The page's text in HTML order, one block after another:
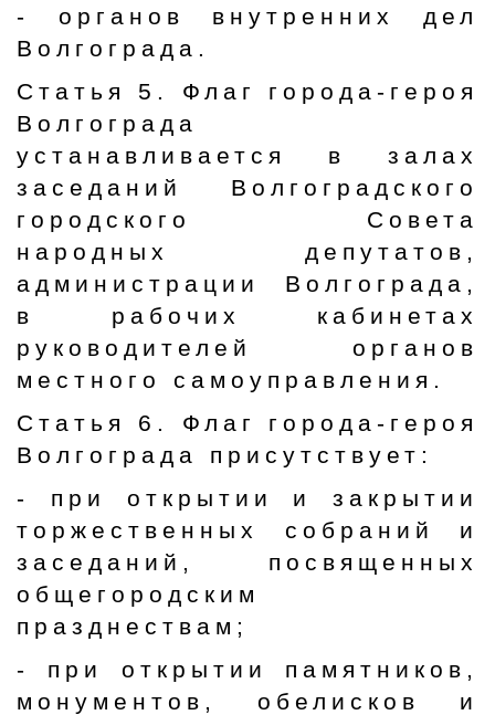
- органов внутренних дел
Волгограда.
Статья 5. Флаг города-героя
Волгограда
устанавливается в залах
заседаний Волгоградского
городского Совета
народных депутатов,
администрации Волгограда,
в рабочих кабинетах
руководителей органов
местного самоуправления.
Статья 6. Флаг города-героя
Волгограда присутствует:
- при открытии и закрытии
торжественных собраний и
заседаний, посвященных
общегородским
празднествам;
- при открытии памятников,
монументов, обелисков и